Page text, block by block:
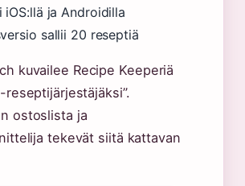
iOS:llä ja Androidilla
sallii 20 reseptiä
kuvailee Recipe Keeperiä
ostoslista ja
tekevät siitä kattavan